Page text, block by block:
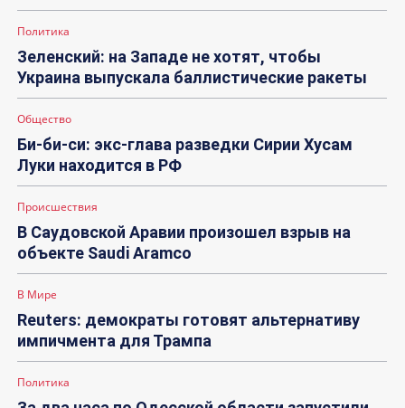
Политика
Зеленский: на Западе не хотят, чтобы
Украина выпускала баллистические ракеты
Общество
Би-би-си: экс-глава разведки Сирии Хусам
Луки находится в РФ
Происшествия
В Саудовской Аравии произошел взрыв на
объекте Saudi Aramco
В Мире
Reuters: демократы готовят альтернативу
импичмента для Трампа
Политика